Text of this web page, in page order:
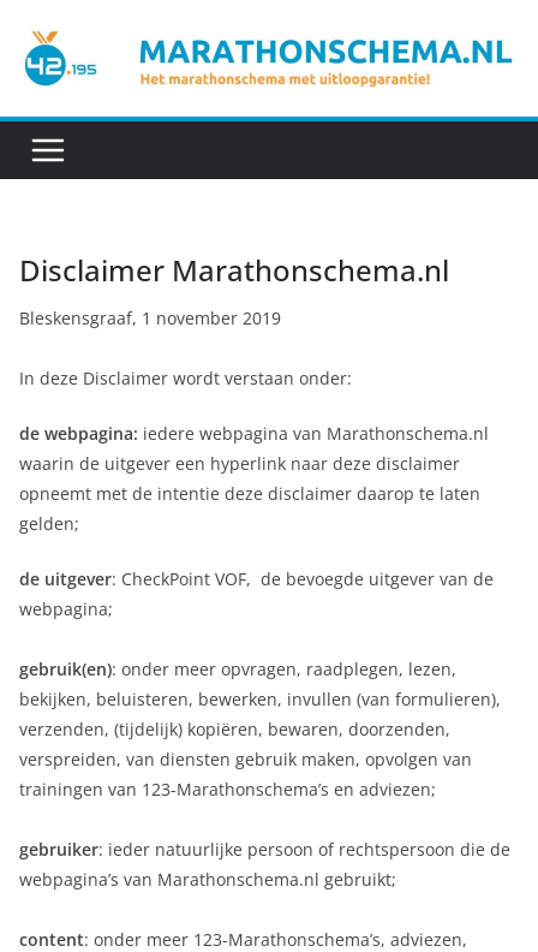
naar
inhoud
Disclaimer Marathonschema.nl
Bleskensgraaf, 1 november 2019
In deze Disclaimer wordt verstaan onder:
de webpagina: iedere webpagina van Marathonschema.nl
waarin de uitgever een hyperlink naar deze disclaimer
opneemt met de intentie deze disclaimer daarop te laten
gelden;
de uitgever: CheckPoint VOF, de bevoegde uitgever van de
webpagina;
gebruik(en): onder meer opvragen, raadplegen, lezen,
bekijken, beluisteren, bewerken, invullen (van formulieren),
verzenden, (tijdelijk) kopiëren, bewaren, doorzenden,
verspreiden, van diensten gebruik maken, opvolgen van
trainingen van 123-Marathonschema’s en adviezen;
gebruiker: ieder natuurlijke persoon of rechtspersoon die de
webpagina’s van Marathonschema.nl gebruikt;
content: onder meer 123-Marathonschema’s, adviezen,